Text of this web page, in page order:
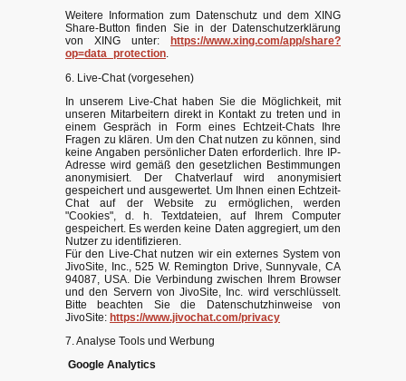
Weitere Information zum Datenschutz und dem XING
Share-Button finden Sie in der Datenschutzerklärung
von XING unter:
https://www.xing.com/app/share?
op=data_protection.
6. Live-Chat (vorgesehen)
In unserem Live-Chat haben Sie die Möglichkeit, mit
unseren Mitarbeitern direkt in Kontakt zu treten und in
einem Gespräch in Form eines Echtzeit-Chats Ihre
Fragen zu klären. Um den Chat nutzen zu können, sind
keine Angaben persönlicher Daten erforderlich. Ihre IP-
Adresse wird gemäß den gesetzlichen Bestimmungen
anonymisiert. Der Chatverlauf wird anonymisiert
gespeichert und ausgewertet. Um Ihnen einen Echtzeit-
Chat auf der Website zu ermöglichen, werden
"Cookies", d. h. Textdateien, auf Ihrem Computer
gespeichert. Es werden keine Daten aggregiert, um den
Nutzer zu identifizieren.
Für den Live-Chat nutzen wir ein externes System von
JivoSite, Inc., 525 W. Remington Drive, Sunnyvale, CA
94087, USA. Die Verbindung zwischen Ihrem Browser
und den Servern von JivoSite, Inc. wird verschlüsselt.
Bitte beachten Sie die Datenschutzhinweise von
JivoSite: https://www.jivochat.com/privacy
7. Analyse Tools und Werbung
Google Analytics